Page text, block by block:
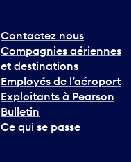
Contactez nous
Compagnies aériennes
et destinations
Employés de l’aéroport
Exploitants à Pearson
Bulletin
Ce qui se passe